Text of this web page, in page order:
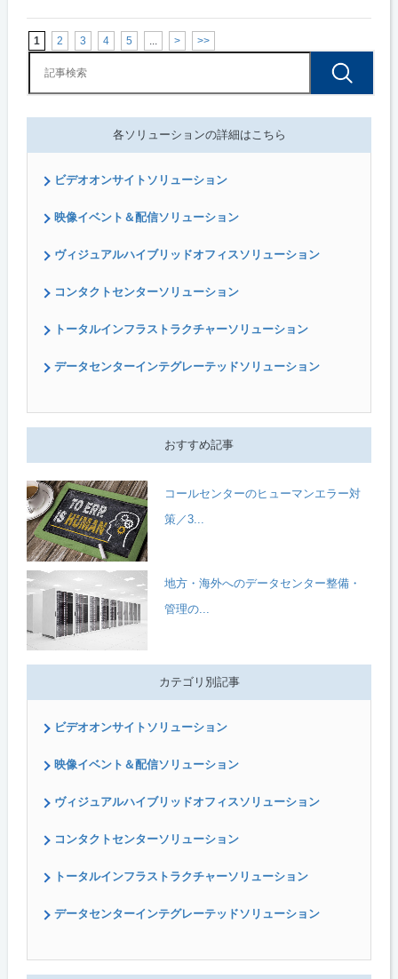
1 2 3 4 5 ... > >>
各ソリューションの詳細はこちら
ビデオオンサイトソリューション
映像イベント＆配信ソリューション
ヴィジュアルハイブリッドオフィスソリューション
コンタクトセンターソリューション
トータルインフラストラクチャーソリューション
データセンターインテグレーテッドソリューション
おすすめ記事
コールセンターのヒューマンエラー対
策／3...
地方・海外へのデータセンター整備・
管理の...
カテゴリ別記事
ビデオオンサイトソリューション
映像イベント＆配信ソリューション
ヴィジュアルハイブリッドオフィスソリューション
コンタクトセンターソリューション
トータルインフラストラクチャーソリューション
データセンターインテグレーテッドソリューション